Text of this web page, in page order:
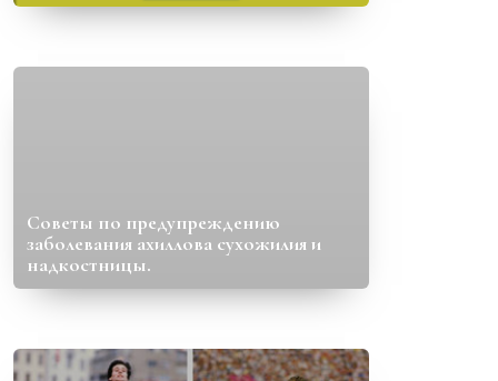
Советы по предупреждению
заболевания ахиллова сухожилия и
надкостницы.